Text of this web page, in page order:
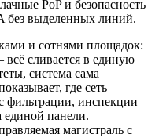
PoP и безопасность
без выделенных линий.
и сотнями площадок:
сливается в единую
система сама
где сеть
фильтрации, инспекции
единой панели.
магистраль с